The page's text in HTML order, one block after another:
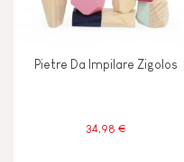
Pietre Da Impilare Zigolos
34,98 €